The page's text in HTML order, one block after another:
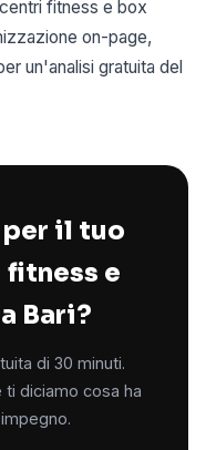
fitness e box
on-page,
un'analisi gratuita del
il tuo
e
Bari?
di 30 minuti.
ti diciamo cosa ha